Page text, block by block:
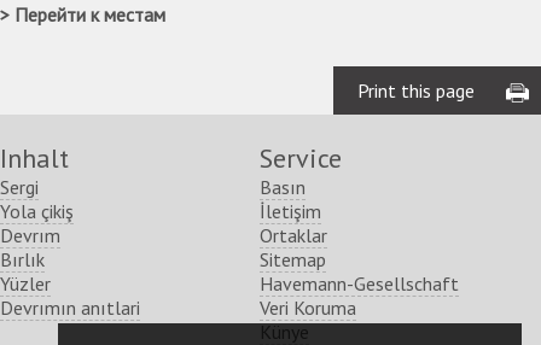
Перейти к местам
Print this page
Inhalt
Sergi
Yola çikiş
Devrım
Bırlık
Yüzler
Devrımın anıtlari
Service
Basın
İletişim
Ortaklar
Sitemap
Havemann-Gesellschaft
Veri Koruma
Künye